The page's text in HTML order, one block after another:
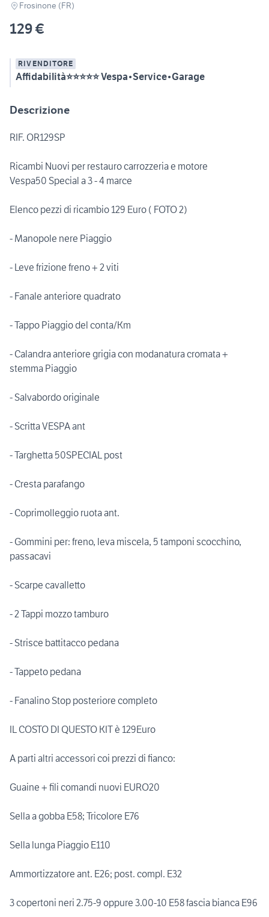
Frosinone (FR)
129 €
RIVENDITORE
Affidabilità⭐⭐⭐⭐⭐ Vespa•Service•Garage
Descrizione
RIF. OR129SP
Ricambi Nuovi per restauro carrozzeria e motore
Vespa50 Special a 3 - 4 marce
Elenco pezzi di ricambio 129 Euro ( FOTO 2)
- Manopole nere Piaggio
- Leve frizione freno + 2 viti
- Fanale anteriore quadrato
- Tappo Piaggio del conta/Km
- Calandra anteriore grigia con modanatura cromata +
stemma Piaggio
- Salvabordo originale
- Scritta VESPA ant
- Targhetta 50SPECIAL post
- Cresta parafango
- Coprimolleggio ruota ant.
- Gommini per: freno, leva miscela, 5 tamponi scocchino,
passacavi
- Scarpe cavalletto
- 2 Tappi mozzo tamburo
- Strisce battitacco pedana
- Tappeto pedana
- Fanalino Stop posteriore completo
IL COSTO DI QUESTO KIT è 129Euro
A parti altri accessori coi prezzi di fianco:
Guaine + fili comandi nuovi EURO20
Sella a gobba E58; Tricolore E76
Sella lunga Piaggio E110
Ammortizzatore ant. E26; post. compl. E32
3 copertoni neri 2.75-9 oppure 3.00-10 E58 fascia bianca E96